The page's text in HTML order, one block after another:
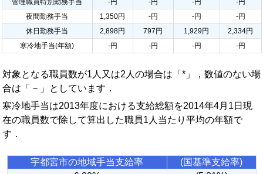
管理職員特別勤務手当
-円 -円 -円
-円
夜間勤務手当
1,350円 -円 -円
-円
休日勤務手当
2,898円 797円 1,929円
2,334円
寒冷地手当(年額)
-円 -円 -円 -円
対象となる職員数が1人又は2人の場合は「*」，数値のない場
合は「－」としています．
寒冷地手当は2013年度における支給総額を2014年4月1日現
在の職員数で除して算出した職員1人当たり平均の年額で
す．
宇都宮市の地域手当支給率
(国基準支給率)